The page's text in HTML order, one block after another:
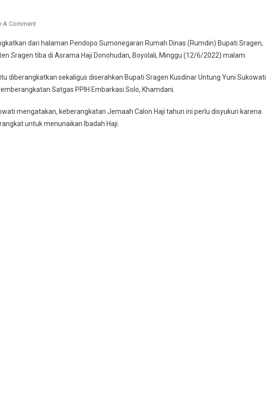
A CommentOn
15
Jema’ah
Haji
Asal
Tiba
Di
dari halaman Pendopo Sumonegaran Rumah Dinas (Rumdin) Bupati Sragen,
Sragen tiba di Asrama Haji Donohudan, Boyolali, Minggu (12/6/2022) malam.
diberangkatkan sekaligus diserahkan Bupati Sragen Kusdinar Untung Yuni Sukowati
Satgas PPIH Embarkasi Solo, Khamdani.
mengatakan, keberangkatan Jemaah Calon Haji tahun ini perlu disyukuri karena
untuk menunaikan Ibadah Haji.